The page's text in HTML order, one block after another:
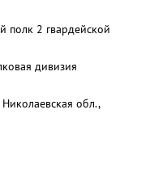
полк 2 гвардейской
дивизия
обл.,